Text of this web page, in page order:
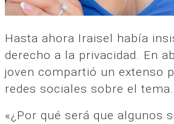
Hasta ahora Iraisel había
derecho a la privacidad. En
joven compartió un extenso
redes sociales sobre el tema.
«¿Por qué será que algunos